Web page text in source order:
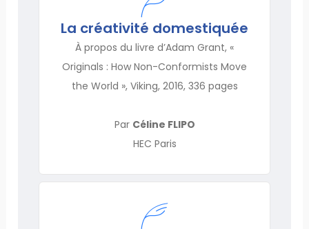
La créativité domestiquée
À propos du livre d’Adam Grant, «
Originals : How Non-Conformists Move
the World », Viking, 2016, 336 pages
Par Céline FLIPO
HEC Paris